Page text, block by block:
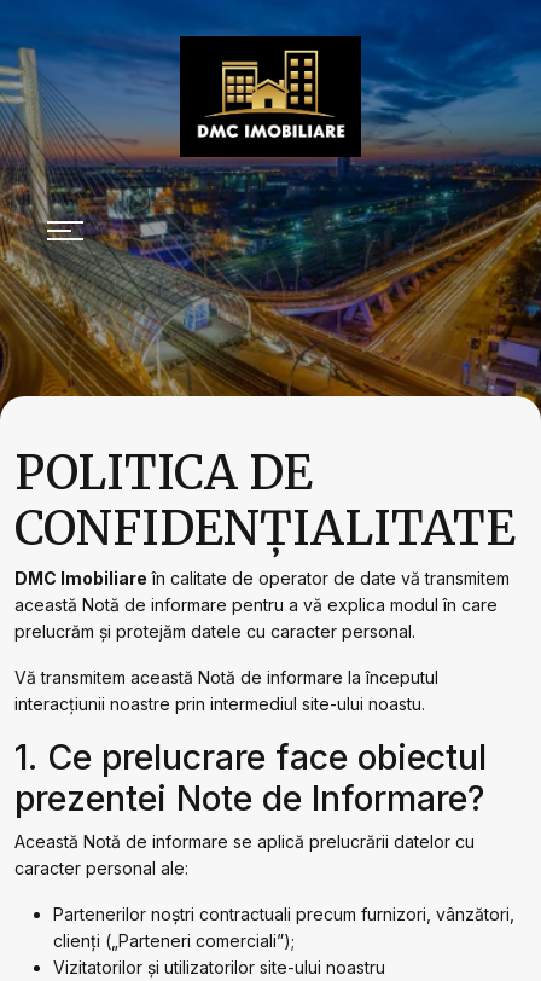
POLITICA DE
CONFIDENŢIALITATE
DMC Imobiliare în calitate de operator de date vă transmitem
această Notă de informare pentru a vă explica modul în care
prelucrăm și protejăm datele cu caracter personal.
Vă transmitem această Notă de informare la începutul
interacțiunii noastre prin intermediul site-ului noastu.
1. Ce prelucrare face obiectul
prezentei Note de Informare?
Această Notă de informare se aplică prelucrării datelor cu
caracter personal ale:
Partenerilor noştri contractuali precum furnizori, vânzători,
clienți („Parteneri comerciali”);
Vizitatorilor și utilizatorilor site-ului noastru